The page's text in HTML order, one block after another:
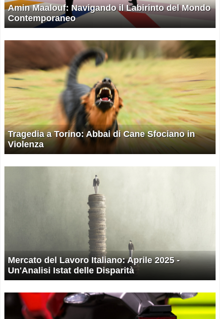
Amin Maalouf: Navigando il Labirinto del Mondo
Contemporaneo
Tragedia a Torino: Abbai di Cane Sfociano in
Violenza
Mercato del Lavoro Italiano: Aprile 2025 -
Un'Analisi Istat delle Disparità